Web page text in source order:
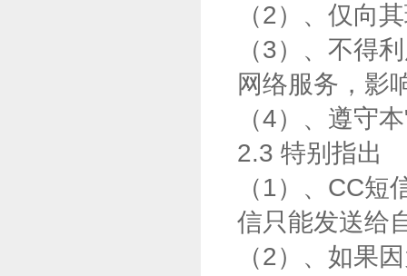
（2）、仅向
（3）、不得
网络服务，影
（4）、遵守
2.3 特别指出
（1）、CC
信只能发送给
（2）、如果